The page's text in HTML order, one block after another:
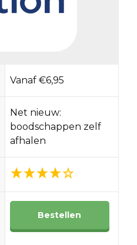
Vanaf €6,95
Net nieuw:
boodschappen zelf
afhalen
Bestellen